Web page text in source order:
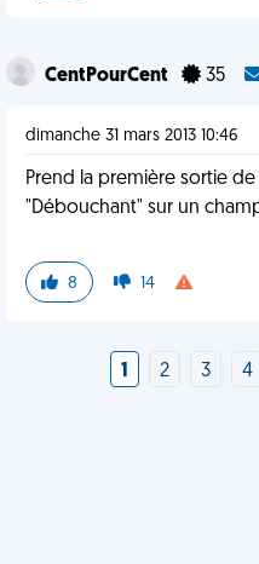
CentPourCent 35
dimanche 31 mars 2013 10:46
Prend la première sortie
"Débouchant" sur un
8 14
1 2 3 4